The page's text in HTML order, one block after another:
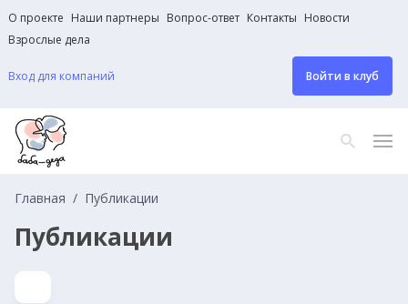
О проекте Наши партнеры Вопрос-ответ Контакты Новости
Взрослые дела
Вход для компаний Войти в клуб
Главная Публикации
Публикации